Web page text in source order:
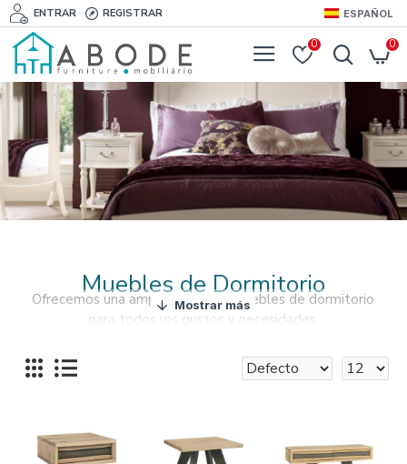
ENTRAR REGISTRAR ESPAÑOL
0 0
Muebles de Dormitorio
Ofrecemos una amplia gama de muebles de dormitorio
para todos los gustos y necesidades.
eche un vistazo a nuestras colecciones de muebles y
accesorios para dormitorios.
Además de nuestra amplia variedad de camas, también
contamos con una gran selección de muebles y accesorios